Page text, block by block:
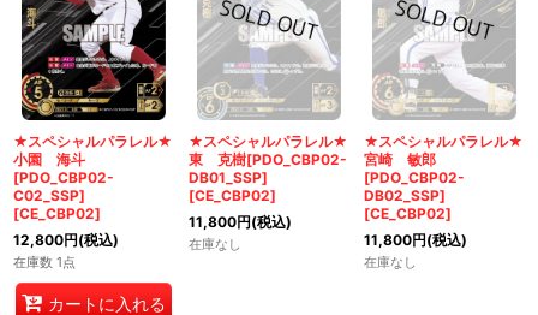
★スペシャルパラレル★
小園 海斗
[PDO_CBP02-
C02_SSP]
[CE_CBP02]
12,800円(税込)
在庫数 1点
カートに入れる
★スペシャルパラレル★
東 克樹[PDO_CBP02-
DB01_SSP]
[CE_CBP02]
11,800円(税込)
在庫なし
★スペシャルパラレル★
宮崎 敏郎
[PDO_CBP02-
DB02_SSP]
[CE_CBP02]
11,800円(税込)
在庫なし